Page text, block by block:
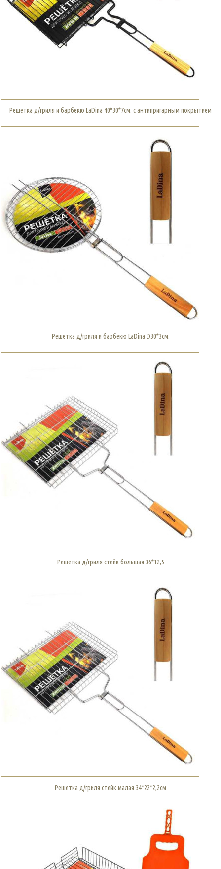
Решетка д/гриля и барбекю LaDina 40*30*7см. с антипригарным покрытием
Решетка д/гриля и барбекю LaDina D30*3см.
Решетка д/гриля стейк большая 36*12,5
Решетка д/гриля стейк малая 34*22*2,2см